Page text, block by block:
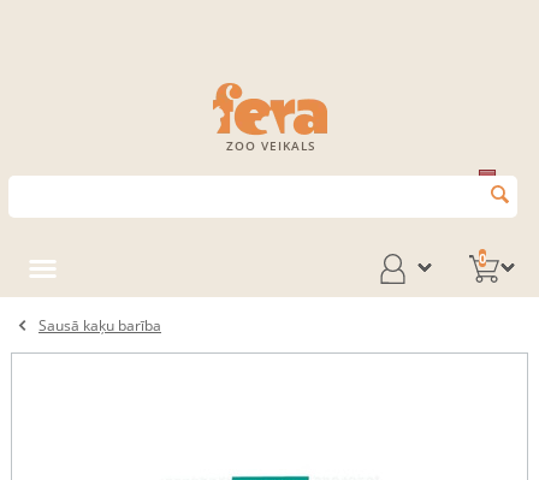
ZOO VEIKALS
0
Sausā kaķu barība